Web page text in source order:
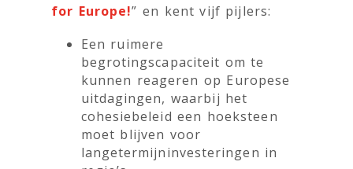
for Europe!” en kent vijf pijlers:
Een ruimere
begrotingscapaciteit om te
kunnen reageren op Europese
uitdagingen, waarbij het
cohesiebeleid een hoeksteen
moet blijven voor
langetermijninvesteringen in